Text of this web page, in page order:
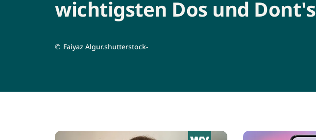
wichtigsten Dos und Dont's
© Faiyaz Algur.shutterstock-